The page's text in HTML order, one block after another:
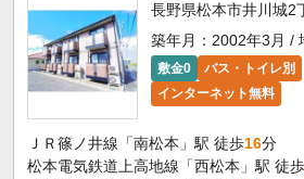
長野県松本市井川城2
築年月：2002年3月 /
敷金0
バス・トイレ別
インターネット無料
ＪＲ篠ノ井線「南松本」駅 徒歩16分
松本電気鉄道上高地線「西松本」駅 徒